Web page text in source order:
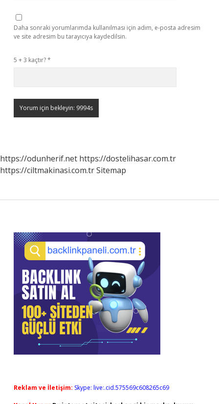
Daha sonraki yorumlarımda kullanılması için adım, e-posta adresim
ve site adresim bu tarayıcıya kaydedilsin.
5 + 3 kaçtır?*
https://odunherif.net https://dostelihasar.com.tr
https://ciltmakinasi.com.trSitemap
Sidebar
Reklam ve İletişim: Skype: live:.cid.575569c608265c69